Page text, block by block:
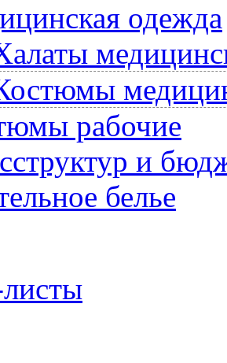
одежда
рабочие
и
белье